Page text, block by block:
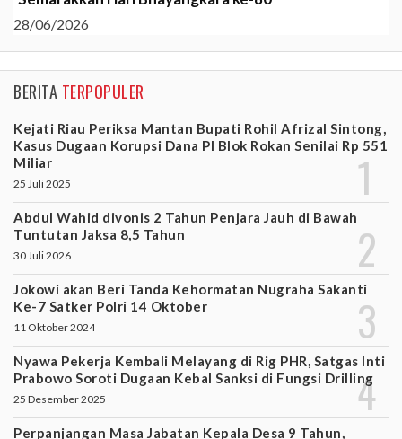
28/06/2026
BERITA TERPOPULER
Kejati Riau Periksa Mantan Bupati Rohil Afrizal Sintong,
Kasus Dugaan Korupsi Dana PI Blok Rokan Senilai Rp 551
Miliar
25 Juli 2025
Abdul Wahid divonis 2 Tahun Penjara Jauh di Bawah
Tuntutan Jaksa 8,5 Tahun
30 Juli 2026
Jokowi akan Beri Tanda Kehormatan Nugraha Sakanti
Ke-7 Satker Polri 14 Oktober
11 Oktober 2024
Nyawa Pekerja Kembali Melayang di Rig PHR, Satgas Inti
Prabowo Soroti Dugaan Kebal Sanksi di Fungsi Drilling
25 Desember 2025
Perpanjangan Masa Jabatan Kepala Desa 9 Tahun,